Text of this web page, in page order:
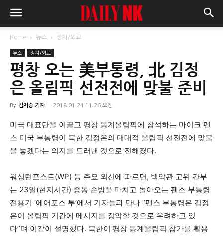
Home 뉴스 정치/외교
뉴스 정치/외교
평창 오는 美부통령, 北 김정
은 올림픽 선전전에 맞불 준비
By 김지승 기자 - 2018.01.24 11:26 오전
미국 대표단을 이끌고 평창 동계올림픽에 참석하는 마이크 펜
스 미국 부통령이 북한 김정은의 대대적 올림픽 선전전에 맞불
을 놓겠다는 의지를 드러낸 것으로 전해졌다.
워싱턴포스트(WP) 등 주요 외신에 따르면, 백악관 고위 간부
는 23일(현지시간) 중동 순방을 마치고 돌아오는 펜스 부통령
전용기 ‘에어포스 투’에서 기자들과 만나 “펜스 부통령은 김정
은이 올림픽 기간에 메시지를 장악할 것으로 우려하고 있
다”며 이같이 설명했다. 북한이 평창 동계올림픽 참가를 활용